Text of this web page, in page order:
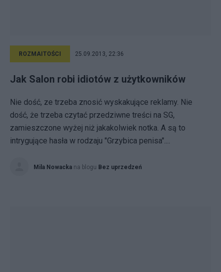
ROZMAITOŚCI 25.09.2013, 22:36
Jak Salon robi idiotów z użytkowników
Nie dość, ze trzeba znosić wyskakujące reklamy. Nie
dość, że trzeba czytać przedziwne treści na SG,
zamieszczone wyżej niż jakakolwiek notka. A są to
intrygujące hasła w rodzaju "Grzybica penisa"....
Mila Nowacka na blogu Bez uprzedzeń